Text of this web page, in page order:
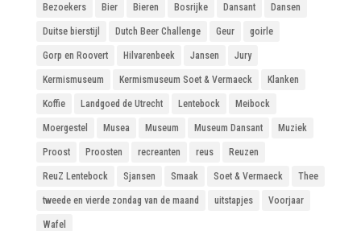
Bezoekers Bier Bieren Bosrijke Dansant Dansen
Duitse bierstijl Dutch Beer Challenge Geur goirle
Gorp en Roovert Hilvarenbeek Jansen Jury
Kermismuseum Kermismuseum Soet & Vermaeck Klanken
Koffie Landgoed de Utrecht Lentebock Meibock
Moergestel Musea Museum Museum Dansant Muziek
Proost Proosten recreanten reus Reuzen
ReuZ Lentebock Sjansen Smaak Soet & Vermaeck Thee
tweede en vierde zondag van de maand uitstapjes Voorjaar
Wafel